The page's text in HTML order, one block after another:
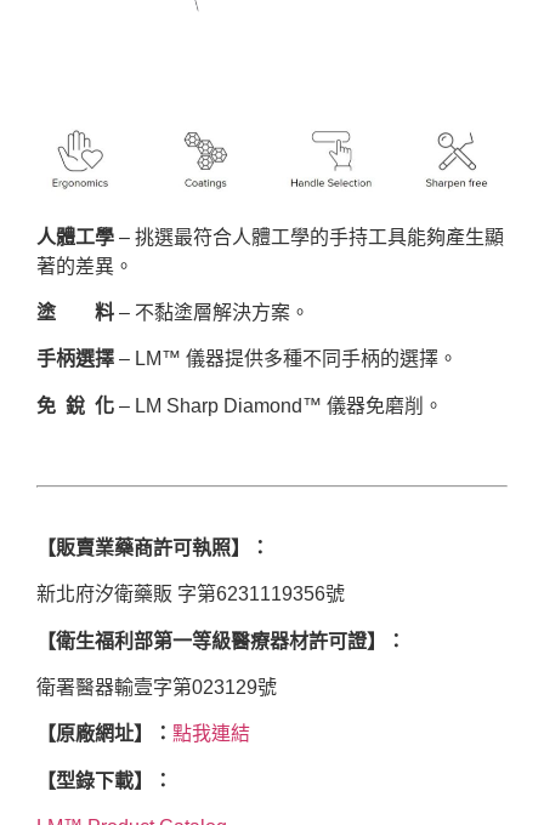
人體工學 – 挑選最符合人體工學的手持工具能夠產生顯
著的差異。
塗 料 – 不黏塗層解決方案。
手柄選擇 – LM™ 儀器提供多種不同手柄的選擇。
免 銳 化 – LM Sharp Diamond™ 儀器免磨削。
【販賣業藥商許可執照】：
新北府汐衛藥販 字第6231119356號
【衛生福利部第一等級醫療器材許可證】：
衛署醫器輸壹字第023129號
【原廠網址】： 點我連結
【型錄下載】：